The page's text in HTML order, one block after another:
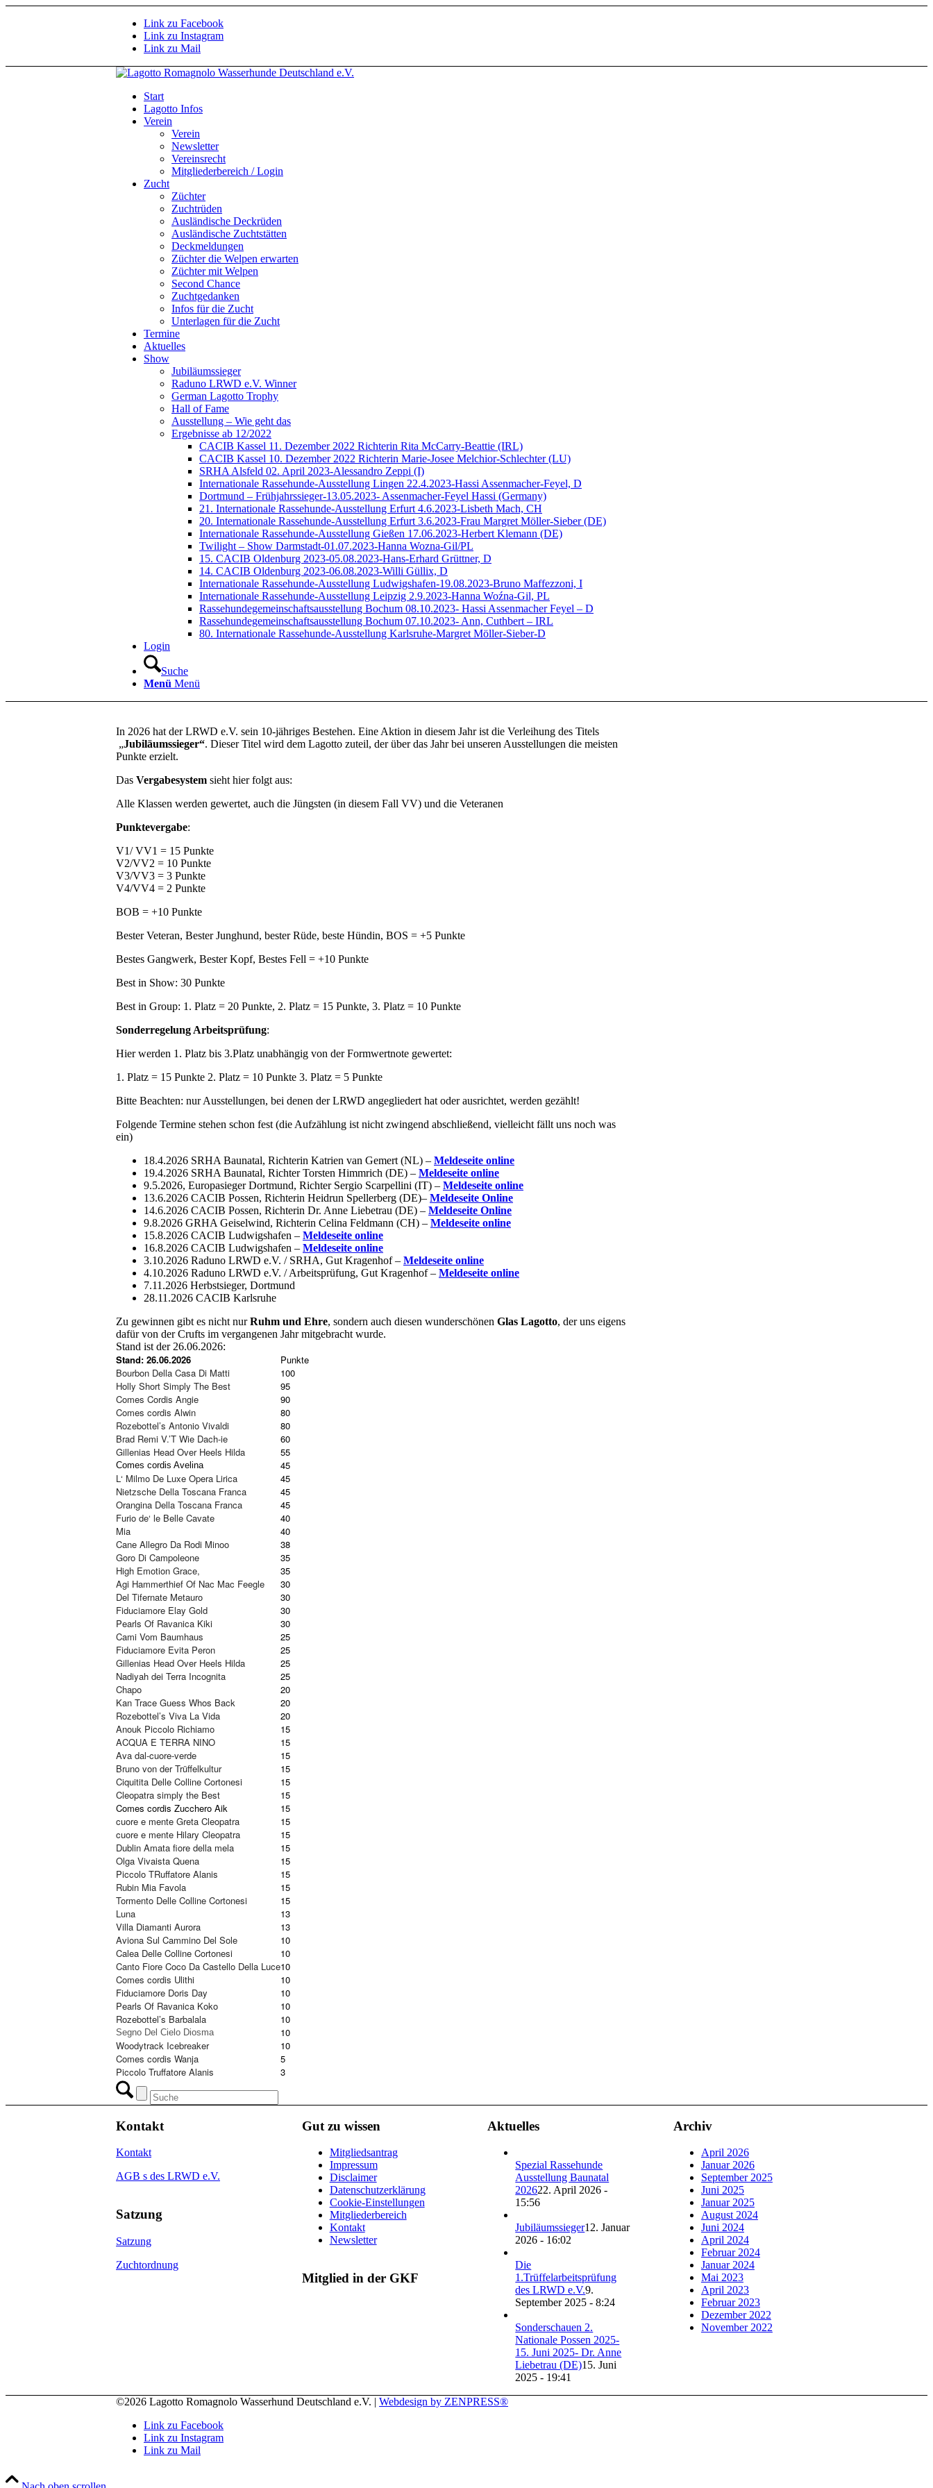
Link zu Facebook
Link zu Instagram
Link zu Mail
Start
Lagotto Infos
Verein
Verein
Newsletter
Vereinsrecht
Mitgliederbereich / Login
Zucht
Züchter
Zuchtrüden
Ausländische Deckrüden
Ausländische Zuchtstätten
Deckmeldungen
Züchter die Welpen erwarten
Züchter mit Welpen
Second Chance
Zuchtgedanken
Infos für die Zucht
Unterlagen für die Zucht
Termine
Aktuelles
Show
Jubiläumssieger
Raduno LRWD e.V. Winner
German Lagotto Trophy
Hall of Fame
Ausstellung – Wie geht das
Ergebnisse ab 12/2022
CACIB Kassel 11. Dezember 2022 Richterin Rita McCarry-Beattie (IRL)
CACIB Kassel 10. Dezember 2022 Richterin Marie-Josee Melchior-Schlechter (LU)
SRHA Alsfeld 02. April 2023-Alessandro Zeppi (I)
Internationale Rassehunde-Ausstellung Lingen 22.4.2023-Hassi Assenmacher-Feyel, D
Dortmund – Frühjahrssieger-13.05.2023- Assenmacher-Feyel Hassi (Germany)
21. Internationale Rassehunde-Ausstellung Erfurt 4.6.2023-Lisbeth Mach, CH
20. Internationale Rassehunde-Ausstellung Erfurt 3.6.2023-Frau Margret Möller-Sieber (DE)
Internationale Rassehunde-Ausstellung Gießen 17.06.2023-Herbert Klemann (DE)
Twilight – Show Darmstadt-01.07.2023-Hanna Wozna-Gil/PL
15. CACIB Oldenburg 2023-05.08.2023-Hans-Erhard Grüttner, D
14. CACIB Oldenburg 2023-06.08.2023-Willi Güllix, D
Internationale Rassehunde-Ausstellung Ludwigshafen-19.08.2023-Bruno Maffezzoni, I
Internationale Rassehunde-Ausstellung Leipzig 2.9.2023-Hanna Woźna-Gil, PL
Rassehundegemeinschaftsausstellung Bochum 08.10.2023- Hassi Assenmacher Feyel – D
Rassehundegemeinschaftsausstellung Bochum 07.10.2023- Ann, Cuthbert – IRL
80. Internationale Rassehunde-Ausstellung Karlsruhe-Margret Möller-Sieber-D
Login
Suche
Menü Menü
In 2026 hat der LRWD e.V. sein 10-jähriges Bestehen. Eine Aktion in diesem Jahr ist die Verleihung des Titels
„Jubiläumssieger“. Dieser Titel wird dem Lagotto zuteil, der über das Jahr bei unseren Ausstellungen die meisten
Punkte erzielt.
Das Vergabesystem sieht hier folgt aus:
Alle Klassen werden gewertet, auch die Jüngsten (in diesem Fall VV) und die Veteranen
Punktevergabe:
V1/ VV1 = 15 Punkte
V2/VV2 = 10 Punkte
V3/VV3 = 3 Punkte
V4/VV4 = 2 Punkte
BOB = +10 Punkte
Bester Veteran, Bester Junghund, bester Rüde, beste Hündin, BOS = +5 Punkte
Bestes Gangwerk, Bester Kopf, Bestes Fell = +10 Punkte
Best in Show: 30 Punkte
Best in Group: 1. Platz = 20 Punkte, 2. Platz = 15 Punkte, 3. Platz = 10 Punkte
Sonderregelung Arbeitsprüfung:
Hier werden 1. Platz bis 3.Platz unabhängig von der Formwertnote gewertet:
1. Platz = 15 Punkte 2. Platz = 10 Punkte 3. Platz = 5 Punkte
Bitte Beachten: nur Ausstellungen, bei denen der LRWD angegliedert hat oder ausrichtet, werden gezählt!
Folgende Termine stehen schon fest (die Aufzählung ist nicht zwingend abschließend, vielleicht fällt uns noch was
ein)
18.4.2026 SRHA Baunatal, Richterin Katrien van Gemert (NL) – Meldeseite online
19.4.2026 SRHA Baunatal, Richter Torsten Himmrich (DE) – Meldeseite online
9.5.2026, Europasieger Dortmund, Richter Sergio Scarpellini (IT) – Meldeseite online
13.6.2026 CACIB Possen, Richterin Heidrun Spellerberg (DE)– Meldeseite Online
14.6.2026 CACIB Possen, Richterin Dr. Anne Liebetrau (DE) – Meldeseite Online
9.8.2026 GRHA Geiselwind, Richterin Celina Feldmann (CH) – Meldeseite online
15.8.2026 CACIB Ludwigshafen – Meldeseite online
16.8.2026 CACIB Ludwigshafen – Meldeseite online
3.10.2026 Raduno LRWD e.V. / SRHA, Gut Kragenhof – Meldeseite online
4.10.2026 Raduno LRWD e.V. / Arbeitsprüfung, Gut Kragenhof – Meldeseite online
7.11.2026 Herbstsieger, Dortmund
28.11.2026 CACIB Karlsruhe
Zu gewinnen gibt es nicht nurRuhm und Ehre, sondern auch diesen wunderschönen Glas Lagotto, der uns eigens
dafür von der Crufts im vergangenen Jahr mitgebracht wurde.
Stand ist der 26.06.2026:
Stand: 26.06.2026
Punkte
Bourbon Della Casa Di Matti
100
Holly Short Simply The Best
95
Comes Cordis Angie
90
Comes cordis Alwin
80
Rozebottel’s Antonio Vivaldi
80
Brad Remi V.’T Wie Dach-ie
60
Gillenias Head Over Heels Hilda
55
Comes cordis Avelina
45
L‘ Milmo De Luxe Opera Lirica
45
Nietzsche Della Toscana Franca
45
Orangina Della Toscana Franca
45
Furio de‘ le Belle Cavate
40
Mia
40
Cane Allegro Da Rodi Minoo
38
Goro Di Campoleone
35
High Emotion Grace,
35
Agi Hammerthief Of Nac Mac Feegle
30
Del Tifernate Metauro
30
Fiduciamore Elay Gold
30
Pearls Of Ravanica Kiki
30
Cami Vom Baumhaus
25
Fiduciamore Evita Peron
25
Gillenias Head Over Heels Hilda
25
Nadiyah dei Terra Incognita
25
Chapo
20
Kan Trace Guess Whos Back
20
Rozebottel’s Viva La Vida
20
Anouk Piccolo Richiamo
15
ACQUA E TERRA NINO
15
Ava dal-cuore-verde
15
Bruno von der Trüffelkultur
15
Ciquitita Delle Colline Cortonesi
15
Cleopatra simply the Best
15
Comes cordis Zucchero Aik
15
cuore e mente Greta Cleopatra
15
cuore e mente Hilary Cleopatra
15
Dublin Amata fiore della mela
15
Olga Vivaista Quena
15
Piccolo TRuffatore Alanis
15
Rubin Mia Favola
15
Tormento Delle Colline Cortonesi
15
Luna
13
Villa Diamanti Aurora
13
Aviona Sul Cammino Del Sole
10
Calea Delle Colline Cortonesi
10
Canto Fiore Coco Da Castello Della Luce10
Comes cordis Ulithi
10
Fiduciamore Doris Day
10
Pearls Of Ravanica Koko
10
Rozebottel’s Barbalala
10
Segno Del Cielo Diosma
10
Woodytrack Icebreaker
10
Comes cordis Wanja
5
Piccolo Truffatore Alanis
3
Kontakt
Kontakt
AGB s des LRWD e.V.
Satzung
Satzung
Zuchtordnung
Gut zu wissen
Mitgliedsantrag
Impressum
Disclaimer
Datenschutzerklärung
Cookie-Einstellungen
Mitgliederbereich
Kontakt
Newsletter
Mitglied in der GKF
Aktuelles
Spezial Rassehunde
Ausstellung Baunatal
202622. April 2026 -
15:56
Jubiläumssieger12. Januar
2026 - 16:02
Die
1.Trüffelarbeitsprüfung
des LRWD e.V.9.
September 2025 - 8:24
Sonderschauen 2.
Nationale Possen 2025-
15. Juni 2025- Dr. Anne
Liebetrau (DE)15. Juni
2025 - 19:41
Archiv
April 2026
Januar 2026
September 2025
Juni 2025
Januar 2025
August 2024
Juni 2024
April 2024
Februar 2024
Januar 2024
Mai 2023
April 2023
Februar 2023
Dezember 2022
November 2022
©2026 Lagotto Romagnolo Wasserhund Deutschland e.V. | Webdesign by ZENPRESS®
Link zu Facebook
Link zu Instagram
Link zu Mail